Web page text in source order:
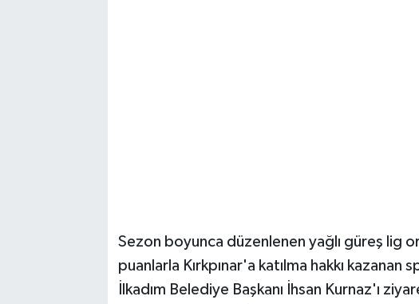
Sezon boyunca düzenlenen yağlı güreş lig
puanlarla Kırkpınar'a katılma hakkı
İlkadım Belediye Başkanı İhsan Kurnaz'ı